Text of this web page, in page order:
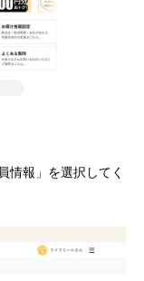
情報」を選択してく